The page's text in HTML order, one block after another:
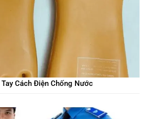
Cách Điện Chống Nước